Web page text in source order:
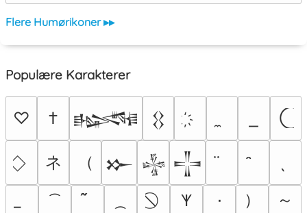
Flere Humørikoner ▸▸
Populære Karakterer
♡ † 𒈙 𒌐
ネ （ 𒁍 𒈔 𒋲
𐊵
٠ ）
～